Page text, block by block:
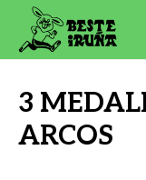
3
ARCOS